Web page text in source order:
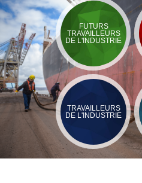
FUTURS
TRAVAILLEURS
DE L'INDUSTRIE
TRAVAILLEURS
DE L'INDUSTRIE